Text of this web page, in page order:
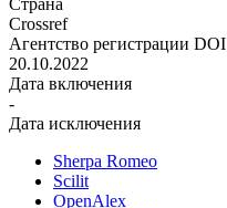
Crossref
Агентство регистрации DOI
20.10.2022
Дата включения
-
Дата исключения
Sherpa Romeo
Scilit
OpenAlex